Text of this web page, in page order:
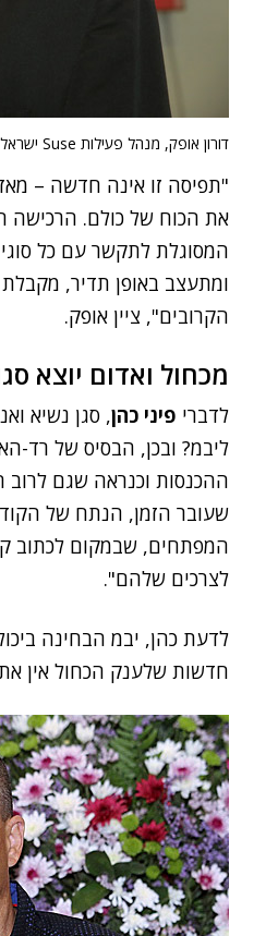
דורון אופק, מנהל פעילות Suse ישראל. צילום: ניב קנטור
"תפיסה זו אינה חדשה –
את הכוח של כולם. הרכישה
המסוגלת לתקשר עם כל
ומתעצב באופן תדיר,
הקרובים", ציין אופק.
מכחול ואדום יוצא
לדברי פיני כהן, סגן נשיא
ליבמ? ובכן, הבסיס של רד-
ההכנסות וכנראה שגם
שעובר הזמן, הנתח של
המפתחים, שבמקום לכתוב
לצרכים שלהם".
לדעת כהן, יבמ הבחינה
חדשות שלענק הכחול אין